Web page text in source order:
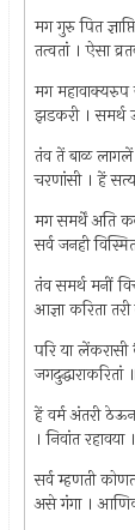
मग गुरु पित
तत्वतां । ऐसा
मग महावाक्यरुप
झडकरी । समर्थ
तंव तें बाळ लागलें
चरणांसी । हें
मग समर्थें अति
सर्व जनही
तंव समर्थ मनीं
आज्ञा करिता
परि या
हें वर्म अंतरी
। निवांत
सर्व म्हणती
असे गंगा ।